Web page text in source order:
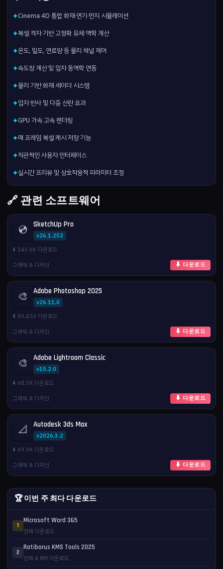
✦Cinema 4D 통합 화재·연기·먼지 시뮬레이션
✦복셀 격자 기반 고정확 유체 역학 계산
✦온도, 밀도, 연료량 등 물리 채널 제어
✦속도장 계산 및 입자 동역학 연동
✦물리 기반 화재 셰이더 시스템
✦입자 반사 및 다중 산란 효과
✦GPU 가속 고속 렌더링
✦매 프레임 복셀 캐시 저장 기능
✦직관적인 사용자 인터페이스
✦실시간 프리뷰 및 상호작용적 파라미터 조정
🔗 관련 소프트웨어
💿 SketchUp Pro
v26.1.252
⬇️ 143.6K 다운로드
그래픽 & 디자인
⬇ 다운로드
🎨 Adobe Photoshop 2025
v26.11.0
⬇️ 89,450 다운로드
그래픽 & 디자인
⬇ 다운로드
🎨 Adobe Lightroom Classic
v15.2.0
⬇️ 68.3K 다운로드
그래픽 & 디자인
⬇ 다운로드
📐 Autodesk 3ds Max
v2026.3.2
⬇️ 49.0K 다운로드
그래픽 & 디자인
⬇ 다운로드
🏆 이번 주 최다 다운로드
1
Microsoft Word 365
전체 다운로드
2
Ratiborus KMS Tools 2025
전체 4.8M 다운로드